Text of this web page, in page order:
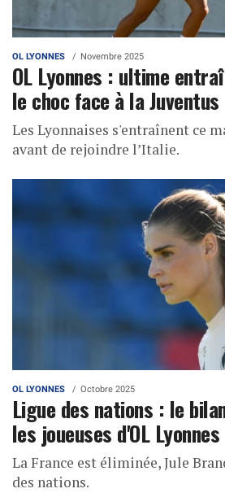
OL LYONNES Novembre 2025
OL Lyonnes : ultime
le choc face à la Juventus
Les Lyonnaises s'entraînent ce
avant de rejoindre l’Italie.
OL LYONNES Octobre 2025
Ligue des nations : le
les joueuses d'OL Lyonnes
La France est éliminée, Jule
des nations.